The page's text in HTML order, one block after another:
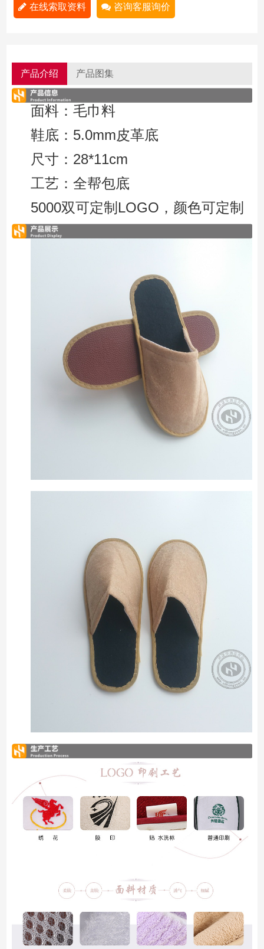
在线索取资料 咨询客服询价
产品介绍 产品图集
面料：毛巾料
鞋底：5.0mm皮革底
尺寸：28*11cm
工艺：全帮包底
5000双可定制LOGO，颜色可定制